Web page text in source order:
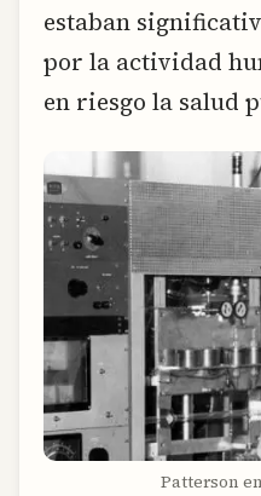
estaban
por la actividad
en riesgo la salud
Patterson